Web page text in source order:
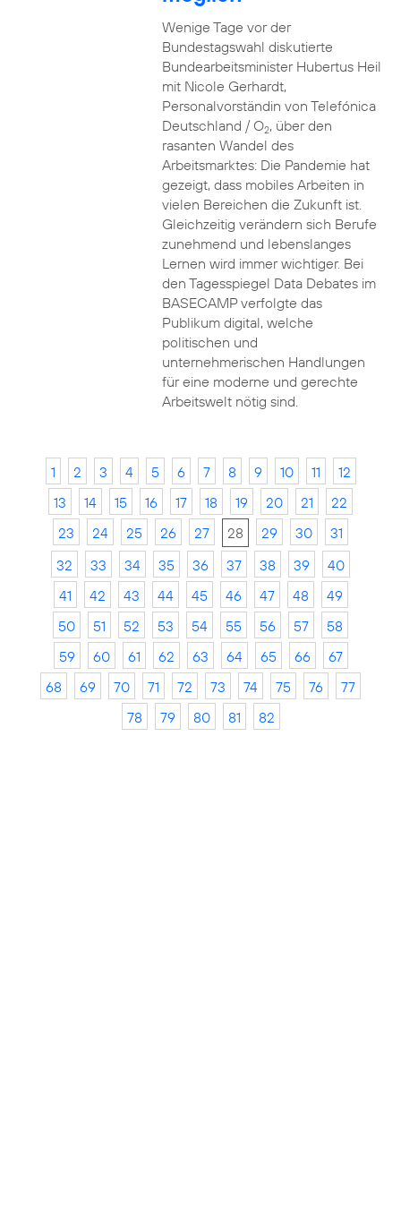
Wenige Tage vor der
Bundestagswahl diskutierte
Bundearbeitsminister Hubertus Heil
mit Nicole Gerhardt,
Personalvorständin von Telefónica
Deutschland / O2, über den
rasanten Wandel des
Arbeitsmarktes: Die Pandemie hat
gezeigt, dass mobiles Arbeiten in
vielen Bereichen die Zukunft ist.
Gleichzeitig verändern sich Berufe
zunehmend und lebenslanges
Lernen wird immer wichtiger. Bei
den Tagesspiegel Data Debates im
BASECAMP verfolgte das
Publikum digital, welche
politischen und
unternehmerischen Handlungen
für eine moderne und gerechte
Arbeitswelt nötig sind.
1 2 3 4 5 6 7 8 9 10 11
12
13
14 15 16 17 18 19 20 21
22
23
24 25 26 27 28 29 30
31
32
33 34 35 36 37 38 39
40
41
42 43 44 45 46 47 48
49
50
51 52 53 54 55 56 57
58
59
60 61 62 63 64 65 66
67
68
69 70 71 72 73 74 75 76
77
78
79 80 81 82